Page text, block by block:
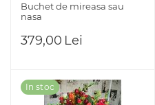
Buchet de mireasa sau
nasa
379,00 Lei
In stoc